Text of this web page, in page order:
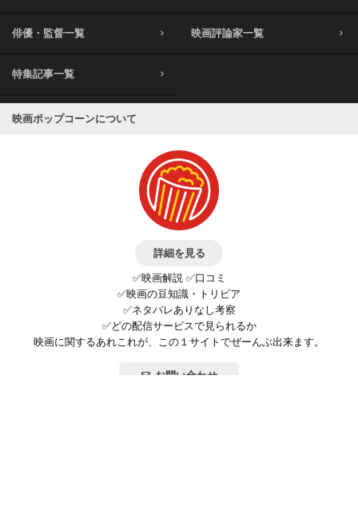
俳優・監督一覧 映画評論家一覧
特集記事一覧
映画ポップコーンについて
詳細を見る
✅映画解説 ✅口コミ
✅映画の豆知識・トリビア
✅ネタバレありなし考察
✅どの配信サービスで見られるか
映画に関するあれこれが、この１サイトでぜーんぶ出来ます。
お問い合わせ